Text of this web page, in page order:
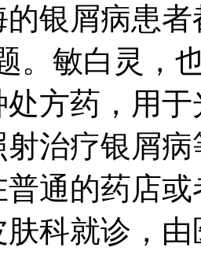
银屑病患
。敏白灵，
方药，用
治疗银屑
普通的药店
肤科就诊，